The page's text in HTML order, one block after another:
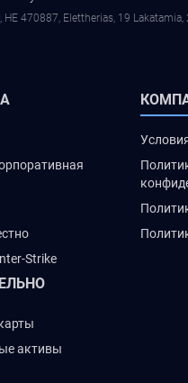
ΗΕ 470887, Elettherias, 19
Strike
активы